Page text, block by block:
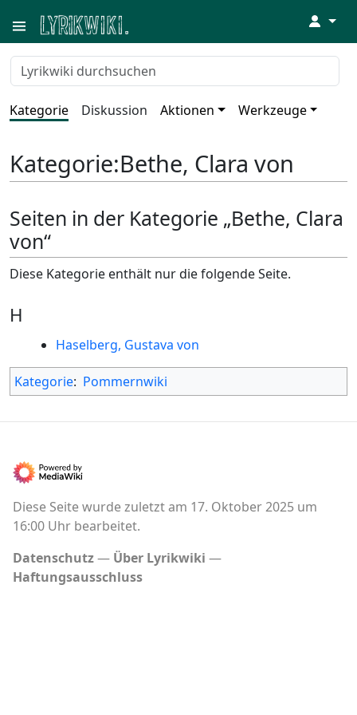
↓
Kategorie Diskussion Aktionen Werkzeuge
Kategorie:Bethe, Clara von
Seiten in der Kategorie „Bethe, Clara
von“
Diese Kategorie enthält nur die folgende Seite.
H
Haselberg, Gustava von
Kategorie: Pommernwiki
Diese Seite wurde zuletzt am 17. Oktober 2025 um
16:00 Uhr bearbeitet.
Datenschutz
Über Lyrikwiki
Haftungsausschluss